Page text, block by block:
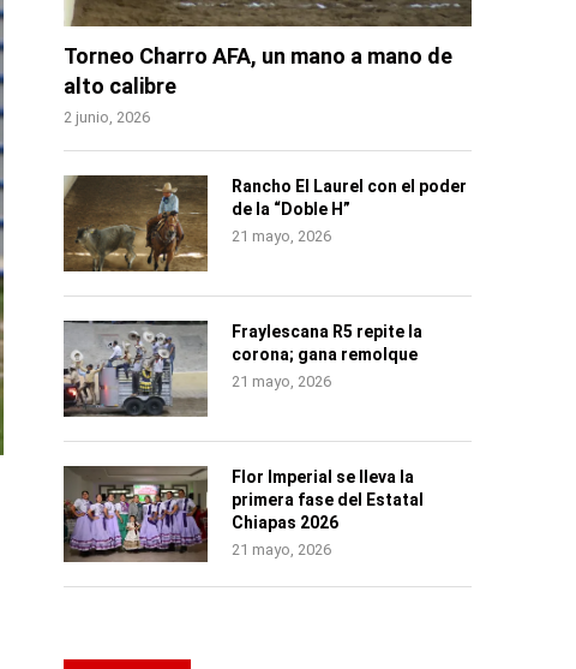
Torneo Charro AFA, un mano a mano de
alto calibre
2 junio, 2026
Rancho El Laurel con el poder
de la “Doble H”
21 mayo, 2026
Fraylescana R5 repite la
corona; gana remolque
21 mayo, 2026
Flor Imperial se lleva la
primera fase del Estatal
Chiapas 2026
21 mayo, 2026